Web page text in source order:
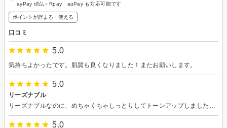
ayPay d払い Rpay auPay も対応可能です
ポイントが貯まる・使える
口コミ
5.0
気持ちよかったです。肌質も良くなりました！またお願いします。
5.0
リーズナブル
5.0